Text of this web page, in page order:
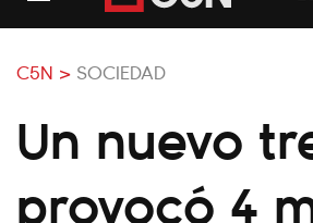
C5N > SOCIEDAD
Un nuevo
provocó 4